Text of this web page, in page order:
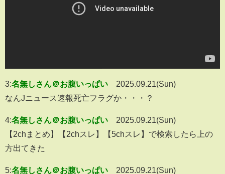
3:名無しさん＠お腹いっぱい
2025.09.21(Sun)
なんJニュース速報死亡フラグか・・・？
4:名無しさん＠お腹いっぱい
2025.09.21(Sun)
【2chまとめ】【2chスレ】【5chスレ】で検索したら上の
方出てきた
5:名無しさん＠お腹いっぱい
2025.09.21(Sun)